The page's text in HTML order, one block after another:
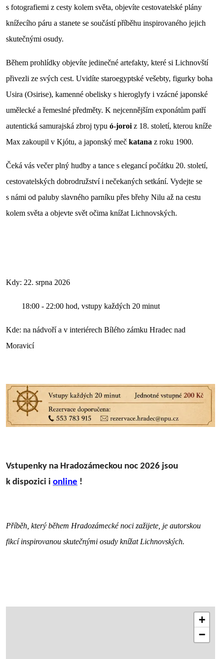
s fotografiemi z cesty kolem světa, objevíte cestovatelské plány
knížecího páru a stanete se součástí příběhu inspirovaného jejich
skutečnými osudy.
Během prohlídky objevíte jedinečné artefakty, které si Lichnovští
přivezli ze svých cest. Uvidíte staroegyptské vešebty, figurky boha
Usira (Osirise), kamenné obelisky s hieroglyfy i vzácné japonské
umělecké a řemeslné předměty. K nejcennějším exponátům patří
autentická samurajská zbroj typu ó-joroi z 18. století, kterou kníže
Max zakoupil v Kjótu, a japonský meč katana z roku 1900.
Čeká vás večer plný hudby a tance s elegancí počátku 20. století,
cestovatelských dobrodružství i nečekaných setkání. Vydejte se
s námi od paluby slavného parníku přes břehy Nilu až na cestu
kolem světa a objevte svět očima knížat Lichnovských.
Kdy: 22. srpna 2026
18:00 - 22:00 hod, vstupy každých 20 minut
Kde: na nádvoří a v interiérech Bílého zámku Hradec nad
Moravicí
Vstupenky na Hradozámeckou noc 2026 jsou
k dispozici i online !
Příběh, který během Hradozámecké noci zažijete, je autorskou
fikcí inspirovanou skutečnými osudy knížat Lichnovských.
+
−